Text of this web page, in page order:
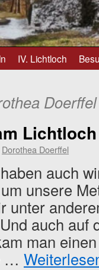
IV. Lichtloch
Doerffel
Lichtloch
Dorothea Doerffel
auch
unsere
unter
auch auf
man
…